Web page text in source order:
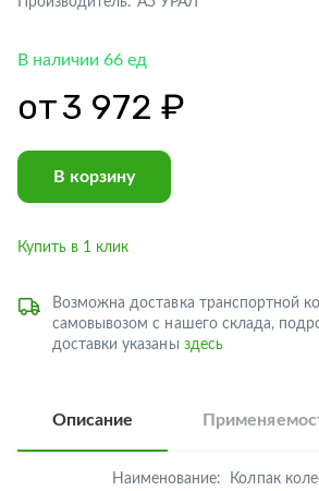
В наличии 66 ед
от3 972 ₽
В корзину
Купить в 1 клик
Возможна доставка транспортной
самовывозом с нашего склада,
доставки указаны здесь
Описание
Наименование:
Колпак